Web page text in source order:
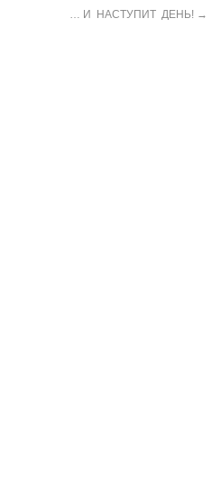
… И НАСТУПИТ ДЕНЬ! →